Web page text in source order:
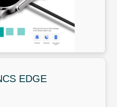
EDGE